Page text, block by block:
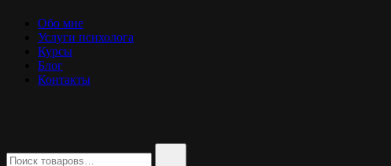
Обо мне
Услуги психолога
Курсы
Блог
Контакты